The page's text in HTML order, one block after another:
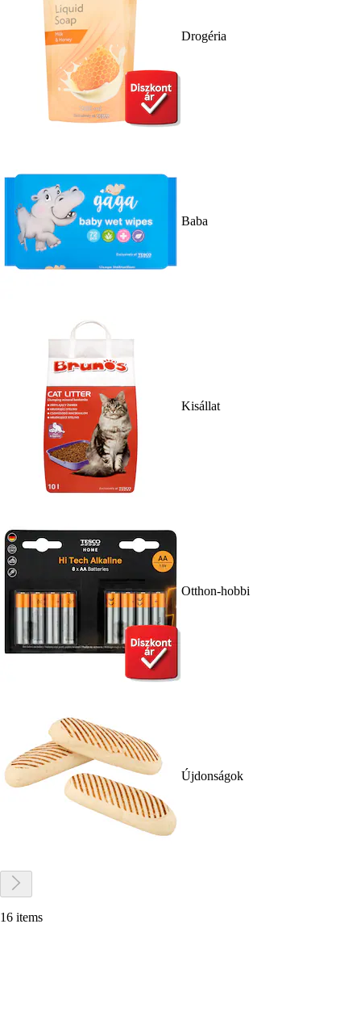
Drogéria
Baba
Kisállat
Otthon-hobbi
Újdonságok
16 items